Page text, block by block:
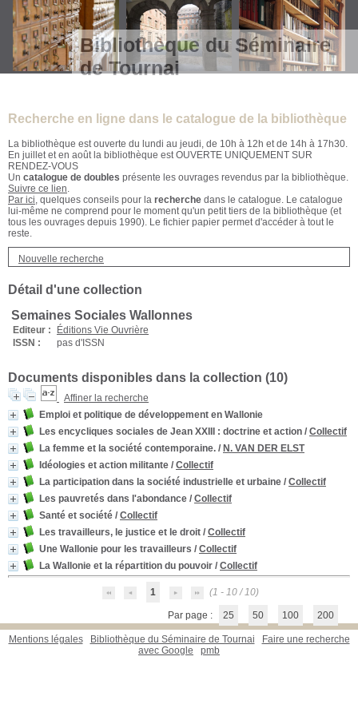
Bibliothèque du Séminaire
de Tournai
Recherche en ligne dans le catalogue de la bibliothèque
La bibliothèque est ouverte du lundi au jeudi, de 10h à 12h et de 14h à 17h30.
En juillet et en août la bibliothèque est OUVERTE UNIQUEMENT SUR
RENDEZ-VOUS
Un catalogue de doubles présente les ouvrages revendus par la bibliothèque.
Suivre ce lien.
Par ici, quelques conseils pour la recherche dans le catalogue. Le catalogue
lui-même ne comprend pour le moment qu'un petit tiers de la bibliothèque (et
tous les ouvrages depuis 1990). Le fichier papier permet d'accéder à tout le
reste.
Nouvelle recherche
Détail d'une collection
Semaines Sociales Wallonnes
Editeur :
Éditions Vie Ouvrière
ISSN :
pas d'ISSN
Documents disponibles dans la collection (10)
Affiner la recherche
Emploi et politique de développement en Wallonie
Les encycliques sociales de Jean XXIII
: doctrine et action / Collectif
La femme et la société contemporaine. / N. VAN DER ELST
Idéologies et action militante / Collectif
La participation dans la société industrielle et urbaine / Collectif
Les pauvretés dans l'abondance / Collectif
Santé et société / Collectif
Les travailleurs, le justice et le droit / Collectif
Une Wallonie pour les travailleurs / Collectif
La Wallonie et la répartition du pouvoir / Collectif
1 (1 - 10 / 10)
Par page : 25 50 100 200
Mentions légales Bibliothèque du Séminaire de Tournai
Faire une recherche
avec Google
pmb